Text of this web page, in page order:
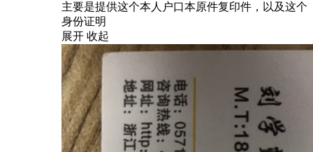
主要是提供这个本人户口本原件复印件，以及这个
身份证明
展开 收起